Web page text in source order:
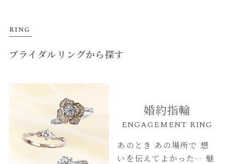
RING
ブライダルリングから探す
婚約指輪
ENGAGEMENT RING
あのとき あの場所で 想
いを伝えてよかった… 魅